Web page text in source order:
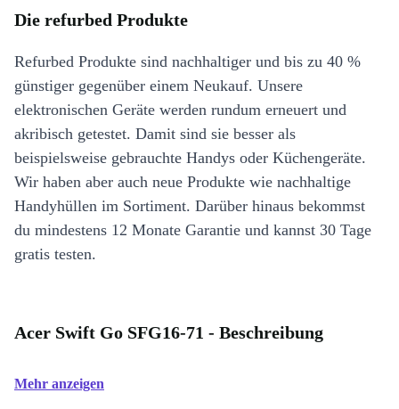
Die refurbed Produkte
Refurbed Produkte sind nachhaltiger und bis zu 40 %
günstiger gegenüber einem Neukauf. Unsere
elektronischen Geräte werden rundum erneuert und
akribisch getestet. Damit sind sie besser als
beispielsweise gebrauchte Handys oder Küchengeräte.
Wir haben aber auch neue Produkte wie nachhaltige
Handyhüllen im Sortiment. Darüber hinaus bekommst
du mindestens 12 Monate Garantie und kannst 30 Tage
gratis testen.
Acer Swift Go SFG16-71 - Beschreibung
Mehr anzeigen